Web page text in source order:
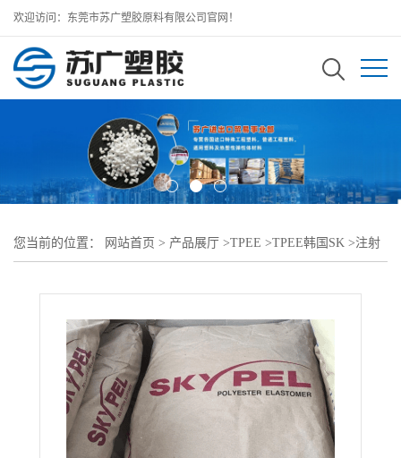
欢迎访问：东莞市苏广塑胶原料有限公司官网！
您当前的位置： 网站首页 > 产品展厅 >TPEE >TPEE韩国SK >注射